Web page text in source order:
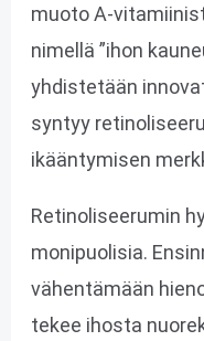
muoto A-
nimellä ”ihon
yhdistetään
syntyy
ikääntymisen
Retinoliseerumin
monipuolisia.
vähentämään
tekee ihosta